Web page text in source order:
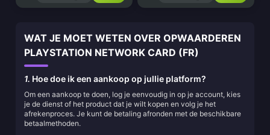
WAT JE MOET WETEN OVER OPWAARDEREN
PLAYSTATION NETWORK CARD (FR)
1. Hoe doe ik een aankoop op jullie platform?
Om een aankoop te doen, log je eenvoudig in op je account, kies
je de dienst of het product dat je wilt kopen en volg je het
afrekenproces. Je kunt de betaling afronden met de beschikbare
betaalmethoden.